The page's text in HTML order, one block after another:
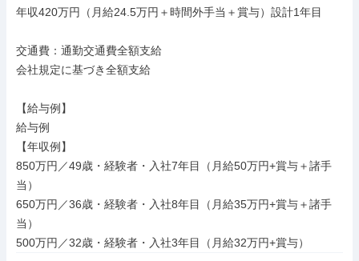
年収420万円（月給24.5万円＋時間外手当＋賞与）設計1年目
交通費：通勤交通費全額支給
会社規定に基づき全額支給
【給与例】
給与例
【年収例】
850万円／49歳・経験者・入社7年目（月給50万円+賞与＋諸手
当）
650万円／36歳・経験者・入社8年目（月給35万円+賞与＋諸手
当）
500万円／32歳・経験者・入社3年目（月給32万円+賞与）